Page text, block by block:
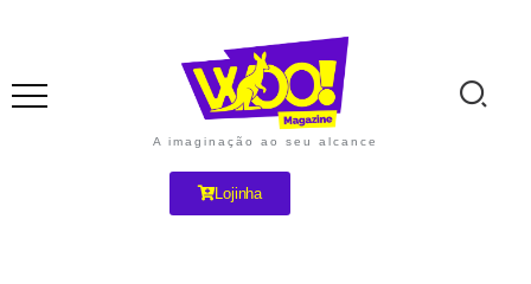
A imaginação ao seu alcance
Lojinha